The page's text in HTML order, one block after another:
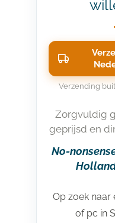
Verzending
Zorgvuldig
geprijsd en
No-
Op zoek
of pc in